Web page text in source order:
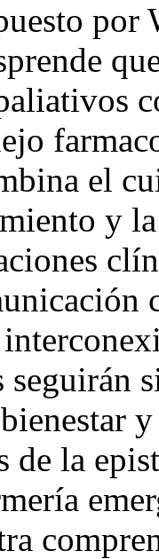
por
el
y
seguirán
de la